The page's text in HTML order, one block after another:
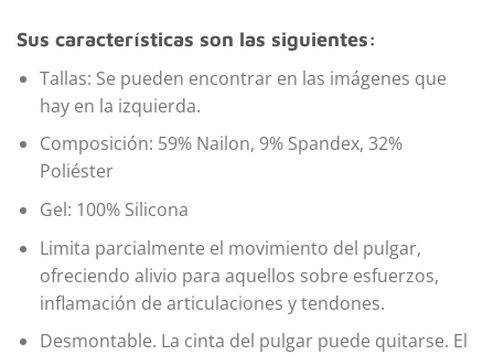
Sus características son las siguientes:
Tallas: Se pueden encontrar en las imágenes que
hay en la izquierda.
Composición: 59% Nailon, 9% Spandex, 32%
Poliéster
Gel: 100% Silicona
Limita parcialmente el movimiento del pulgar,
ofreciendo alivio para aquellos sobre esfuerzos,
inflamación de articulaciones y tendones.
Desmontable. La cinta del pulgar puede quitarse. El